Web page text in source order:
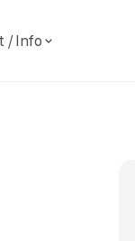
/ Info